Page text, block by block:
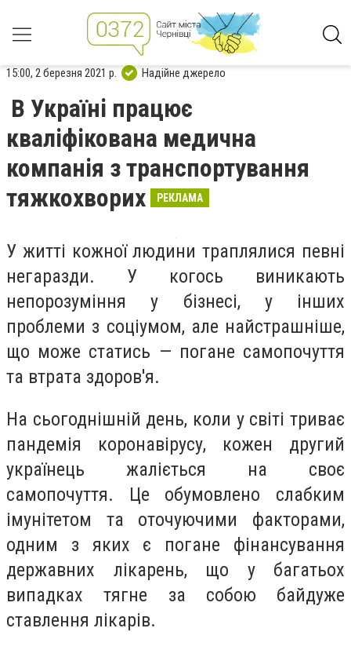
15:00, 2 березня 2021 р. Надійне джерело
В Україні працює
кваліфікована медична
компанія з транспортування
тяжкохворих
РЕКЛАМА
У житті кожної людини траплялися певні
негаразди. У когось виникають
непорозуміння у бізнесі, у інших
проблеми з соціумом, але найстрашніше,
що може статись — погане самопочуття
та втрата здоров'я.
На сьогоднішній день, коли у світі триває
пандемія коронавірусу, кожен другий
українець жаліється на своє
самопочуття. Це обумовлено слабким
імунітетом та оточуючими факторами,
одним з яких є погане фінансування
державних лікарень, що у багатьох
випадках тягне за собою байдуже
ставлення лікарів.